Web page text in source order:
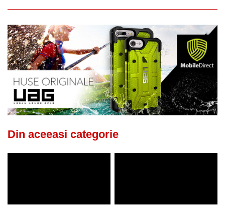
Din aceeasi categorie